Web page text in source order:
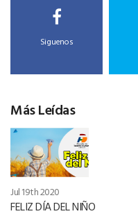
Siguenos
Más Leídas
Jul 19th 2020
FELIZ DÍA DEL NIÑO